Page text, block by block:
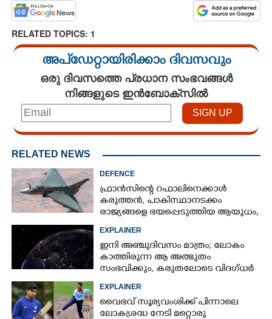
RELATED TOPICS: 1
അപ്ഡേറ്റായിരിക്കാം ദിവസവും
ഒരു ദിവസത്തെ പ്രധാന സംഭവങ്ങൾ
നിങ്ങളുടെ ഇൻബോക്സിൽ
RELATED NEWS
DEFENCE
ഫ്രാൻസിന്റെ റഫാലിനെക്കാൾ
കരുത്തൻ,​ പാകിസ്ഥാനടക്കം
രാജ്യങ്ങളെ ഭയപ്പെടുത്തിയ ആയുധം,​
EXPLAINER
ഇനി അഞ്ചുദിവസം മാത്രം; ലോകം
കാത്തിരുന്ന ആ അത്ഭുതം
സംഭവിക്കും, കരുതലോടെ വിദഗ്ധർ
EXPLAINER
വൈഭവ് സൂര്യവംശിക്ക് പിന്നാലെ
ലോകശ്രദ്ധ നേടി മറ്റൊരു